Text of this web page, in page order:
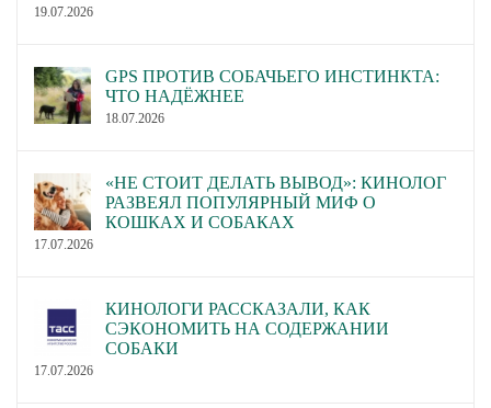
19.07.2026
GPS ПРОТИВ СОБАЧЬЕГО ИНСТИНКТА:
ЧТО НАДЁЖНЕЕ
18.07.2026
«НЕ СТОИТ ДЕЛАТЬ ВЫВОД»: КИНОЛОГ
РАЗВЕЯЛ ПОПУЛЯРНЫЙ МИФ О
КОШКАХ И СОБАКАХ
17.07.2026
КИНОЛОГИ РАССКАЗАЛИ, КАК
СЭКОНОМИТЬ НА СОДЕРЖАНИИ
СОБАКИ
17.07.2026